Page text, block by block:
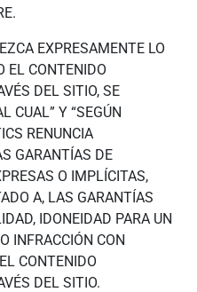
EXPRESAMENTE LO
EL CONTENIDO
DEL SITIO, SE
CUAL” Y “SEGÚN
RENUNCIA
GARANTÍAS DE
O IMPLÍCITAS,
A, LAS GARANTÍAS
IDONEIDAD PARA UN
INFRACCIÓN CON
CONTENIDO
DEL SITIO.